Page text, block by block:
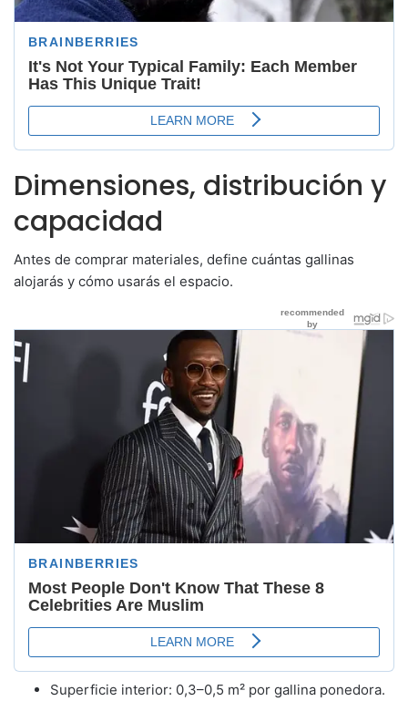
Dimensiones, distribución y
capacidad
Antes de comprar materiales, define cuántas gallinas
alojarás y cómo usarás el espacio.
Superficie interior: 0,3–0,5 m² por gallina ponedora.